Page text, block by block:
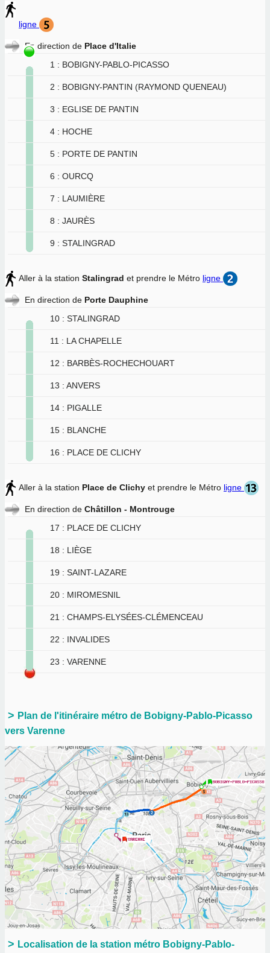
ligne
En direction de Place d'Italie
1 : BOBIGNY-PABLO-PICASSO
2 : BOBIGNY-PANTIN (RAYMOND QUENEAU)
3 : EGLISE DE PANTIN
4 : HOCHE
5 : PORTE DE PANTIN
6 : OURCQ
7 : LAUMIÈRE
8 : JAURÈS
9 : STALINGRAD
Aller à la station Stalingrad et prendre le Métro ligne
En direction de Porte Dauphine
10 : STALINGRAD
11 : LA CHAPELLE
12 : BARBÈS-ROCHECHOUART
13 : ANVERS
14 : PIGALLE
15 : BLANCHE
16 : PLACE DE CLICHY
Aller à la station Place de Clichy et prendre le Métro ligne
En direction de Châtillon - Montrouge
17 : PLACE DE CLICHY
18 : LIÈGE
19 : SAINT-LAZARE
20 : MIROMESNIL
21 : CHAMPS-ELYSÉES-CLÉMENCEAU
22 : INVALIDES
23 : VARENNE
Plan de l'itinéraire métro de Bobigny-Pablo-Picasso
vers Varenne
Localisation de la station métro Bobigny-Pablo-